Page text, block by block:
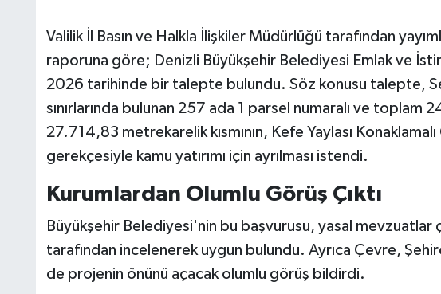
Valilik İl Basın ve Halkla İlişkiler Müdürlüğü tarafından
raporuna göre; Denizli Büyükşehir Belediyesi Emlak ve
2026 tarihinde bir talepte bulundu. Söz konusu talepte,
sınırlarında bulunan 257 ada 1 parsel numaralı ve toplam
27.714,83 metrekarelik kısmının, Kefe Yaylası Konaklamalı
gerekçesiyle kamu yatırımı için ayrılması istendi.
Kurumlardan Olumlu Görüş Çıktı
Büyükşehir Belediyesi'nin bu başvurusu, yasal
tarafından incelenerek uygun bulundu. Ayrıca Çevre,
de projenin önünü açacak olumlu görüş bildirdi.